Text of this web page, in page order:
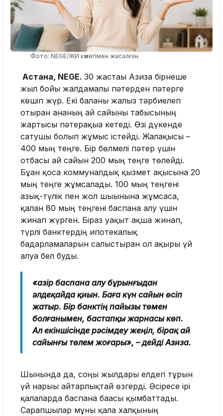
Фото: NEGE/ЖИ көмегімен жасалған
Астана, NEGE. 30 жастағы Азиза бірнеше
жыл бойы жалдамалы пәтерден пәтерге
көшіп жүр. Екі баланы жалғыз тәрбиелеп
отырған ананың ай сайынғы табысының
жартысы пәтерақыға кетеді. Өзі дүкенде
сатушы болып жұмыс істейді. Жалақысы –
400 мың теңге. Бір бөлмелі пәтер үшін
отбасы ай сайын 200 мың теңге төлейді.
Бұған қоса коммуналдық қызмет ақысына 20
мың теңге жұмсалады. 100 мың теңгені
азық-түлік пен жол шығынына жұмсаса,
қалған 80 мың теңгені баспана алу үшін
жинап жүрген. Біраз уақыт ақша жинап,
түрлі банктердің ипотекалық
бағдарламаларын салыстырған ол ақыры үй
алуға бел буды.
«Қазір баспана алу бұрынғыдан
әлдеқайда қиын. Баға күн сайын өсіп
жатыр. Бір банктің пайызы төмен
болғанымен, бастапқы жарнасы көп.
Ал екіншісінде рәсімдеу жеңіл, бірақ ай
сайынғы төлем жоғары», – дейді Азиза.
Шынында да, соңғы жылдары елдегі тұрғын
үй нарығы айтарлықтай өзгерді. Әсіресе ірі
қалаларда баспана бағасы қымбаттады.
Сарапшылар мұны қала халқының